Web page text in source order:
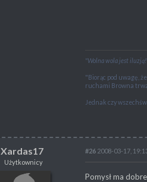
"Wolna wola jest
"Biorąc pod uwagę,
ruchami Browna
Jednak czy
"I am the blade of
Xardas17
Xardas17
Użytkownicy
#26 2008-03-17,
Pomysł ma